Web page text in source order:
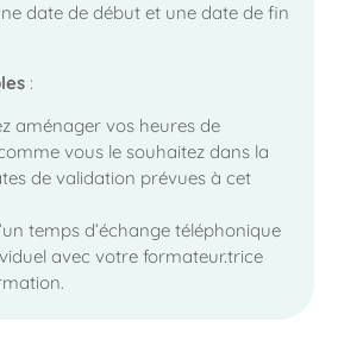
date de début et une date de fin
:
aménager vos heures de
vous le souhaitez dans la
de validation prévues à cet
temps d’échange téléphonique
avec votre formateur.trice